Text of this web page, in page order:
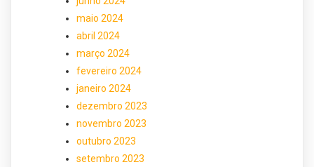
maio 2024
abril 2024
março 2024
fevereiro 2024
janeiro 2024
dezembro 2023
novembro 2023
outubro 2023
setembro 2023